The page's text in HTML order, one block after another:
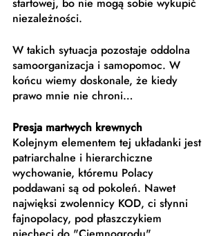
niezależności.
W takich sytuacja pozostaje oddolna
samoorganizacja i samopomoc. W
końcu wiemy doskonale, że kiedy
prawo mnie nie chroni…
Presja martwych krewnych
Kolejnym elementem tej układanki jest
patriarchalne i hierarchiczne
wychowanie, któremu Polacy
poddawani są od pokoleń. Nawet
najwięksi zwolennicy KOD, ci słynni
fajnopolacy, pod płaszczykiem